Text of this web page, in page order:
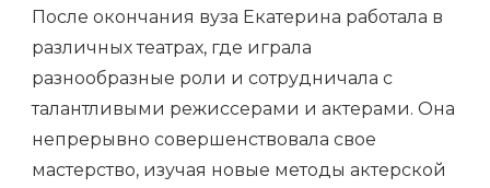
После окончания вуза Екатерина работала в
различных театрах, где играла
разнообразные роли и сотрудничала с
талантливыми режиссерами и актерами. Она
непрерывно совершенствовала свое
мастерство, изучая новые методы актерской